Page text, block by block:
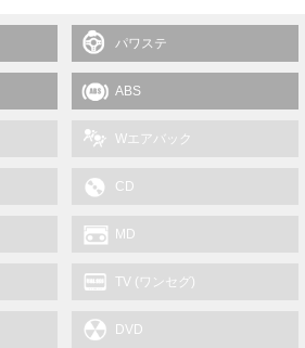
パワステ
ABS
Wエアバック
CD
MD
TV (ワンセグ)
DVD